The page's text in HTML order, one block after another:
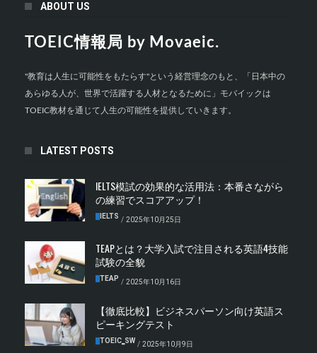
ABOUT US
TOEIC情報局 by Movaeic.
"教育は人生に可能性をもたらす"という経営理念のもと、「日本中の
あらゆる人が、世界で活躍する人材となるために」モバイックは
TOEIC教材を通じて人生の可能性を提供していきます。
LATEST POSTS
IELTS模試の効果的な活用法：本番さながら
の練習でスコアアップ！
IELTS / 2025年10月25日
TEAPとは？大学入試で注目される英語4技能
試験の全貌
TEAP / 2025年10月16日
【徹底比較】ビジネスパーソン向け英語ス
ピーキングテスト
TOEIC‗SW / 2025年10月9日